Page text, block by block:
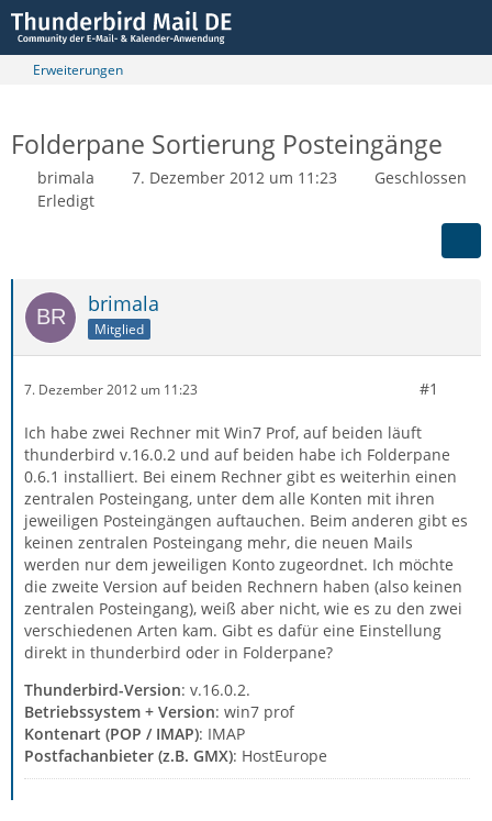
Erweiterungen
Folderpane Sortierung Posteingänge
brimala 7. Dezember 2012 um 11:23
Geschlossen
Erledigt
brimala
Mitglied
7. Dezember 2012 um 11:23 #1
Ich habe zwei Rechner mit Win7 Prof, auf beiden läuft
thunderbird v.16.0.2 und auf beiden habe ich Folderpane
0.6.1 installiert. Bei einem Rechner gibt es weiterhin einen
zentralen Posteingang, unter dem alle Konten mit ihren
jeweiligen Posteingängen auftauchen. Beim anderen gibt es
keinen zentralen Posteingang mehr, die neuen Mails
werden nur dem jeweiligen Konto zugeordnet. Ich möchte
die zweite Version auf beiden Rechnern haben (also keinen
zentralen Posteingang), weiß aber nicht, wie es zu den zwei
verschiedenen Arten kam. Gibt es dafür eine Einstellung
direkt in thunderbird oder in Folderpane?
Thunderbird-Version: v.16.0.2.
Betriebssystem + Version: win7 prof
Kontenart (POP / IMAP): IMAP
Postfachanbieter (z.B. GMX): HostEurope